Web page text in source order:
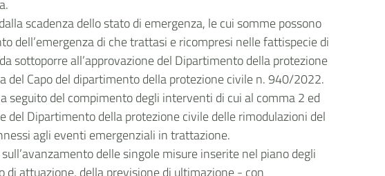
scadenza dello stato di emergenza, le cui somme possono
di che trattasi e ricompresi nelle fattispecie di
sottoporre all’approvazione del Dipartimento della protezione
del Capo del dipartimento della protezione civile n. 940/2022.
del compimento degli interventi di cui al comma 2 ed
del Dipartimento della protezione civile delle rimodulazioni del
agli eventi emergenziali in trattazione.
delle singole misure inserite nel piano degli
attuazione, della previsione di ultimazione - con